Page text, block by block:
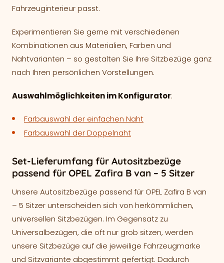
Fahrzeuginterieur passt.
Experimentieren Sie gerne mit verschiedenen
Kombinationen aus Materialien, Farben und
Nahtvarianten – so gestalten Sie Ihre Sitzbezüge ganz
nach Ihren persönlichen Vorstellungen.
Auswahlmöglichkeiten im Konfigurator:
Farbauswahl der einfachen Naht
Farbauswahl der Doppelnaht
Set-Lieferumfang für Autositzbezüge
passend für OPEL Zafira B van – 5 Sitzer
Unsere Autositzbezüge passend für OPEL Zafira B van
– 5 Sitzer unterscheiden sich von herkömmlichen,
universellen Sitzbezügen. Im Gegensatz zu
Universalbezügen, die oft nur grob sitzen, werden
unsere Sitzbezüge auf die jeweilige Fahrzeugmarke
und Sitzvariante abgestimmt gefertigt. Dadurch